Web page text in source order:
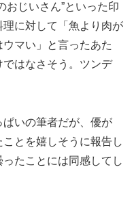
おじいさん”といった印
に対して「魚より肉が
マい」と言ったあた
はなさそう。ツンデ
いの筆者だが、優が
ことを嬉しそうに報告し
たことには同感してし